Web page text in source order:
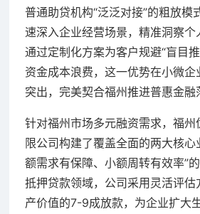
普通助贷机构“泛泛对接”的粗放模
速深入企业经营场景，精准洞察个
通过定制化方案为客户规避“盲目
资金成本浪费，这一优势在小微企
突出，完美契合福州推进普惠金融
针对福州市场多元融资需求，福州
限公司构建了覆盖全面的两大核心
额需求有保障、小额周转有效率”
抵押贷款领域，公司采用灵活评估
产价值的7-9成放款，为企业扩大